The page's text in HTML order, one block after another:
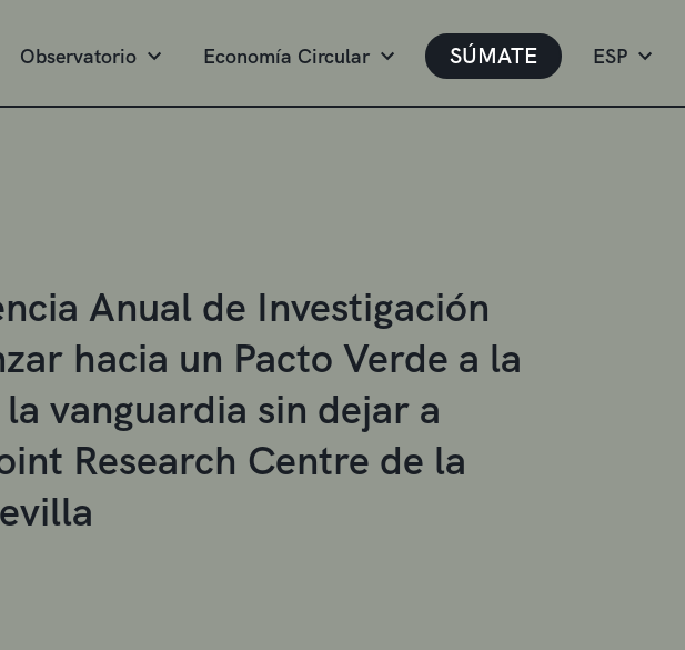
Observatorio Economía Circular SÚMATE ESP
Anual de Investigación
hacia un Pacto Verde a la
vanguardia sin dejar a
Research Centre de la